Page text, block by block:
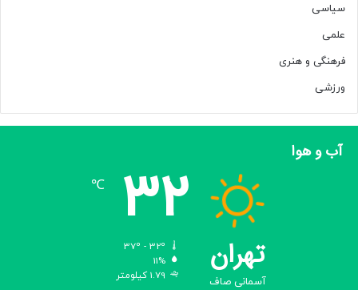
سیاسی
علمی
فرهنگی و هنری
ورزشی
آب و هوا
تهران
آسمانی صاف
32
℃
11%
1.79 کیلومتر